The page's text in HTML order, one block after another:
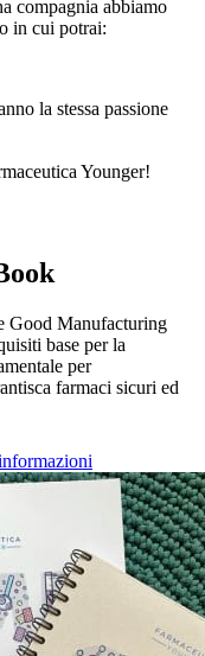
compagnia abbiamo
in cui potrai:
la stessa passione
Younger!
Good Manufacturing
base per la
per
farmaci sicuri ed